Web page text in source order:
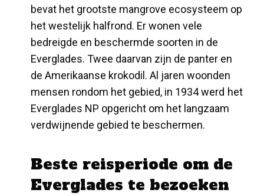
bevat het grootste mangrove ecosysteem op
het westelijk halfrond. Er wonen vele
bedreigde en beschermde soorten in de
Everglades. Twee daarvan zijn de panter en
de Amerikaanse krokodil. Al jaren woonden
mensen rondom het gebied, in 1934 werd het
Everglades NP opgericht om het langzaam
verdwijnende gebied te beschermen.
Beste reisperiode om de
Everglades te bezoeken